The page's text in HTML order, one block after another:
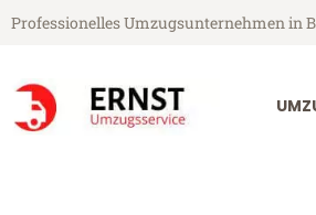
Professionelles Umzugsunternehmen in